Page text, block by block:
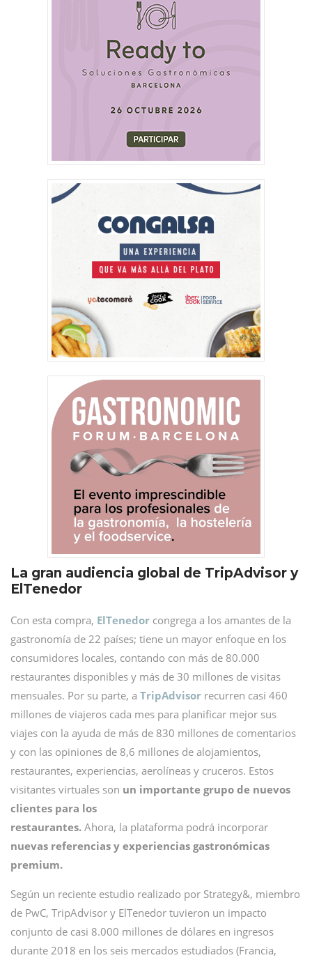
La gran audiencia global de TripAdvisor y
ElTenedor
Con esta compra, ElTenedor congrega a los amantes de la
gastronomía de 22 países; tiene un mayor enfoque en los
consumidores locales, contando con más de 80.000
restaurantes disponibles y más de 30 millones de visitas
mensuales. Por su parte, a TripAdvisor recurren casi 460
millones de viajeros cada mes para planificar mejor sus
viajes con la ayuda de más de 830 millones de comentarios
y con las opiniones de 8,6 millones de alojamientos,
restaurantes, experiencias, aerolíneas y cruceros. Estos
visitantes virtuales son un importante grupo de nuevos
clientes para los
restaurantes. Ahora, la plataforma podrá incorporar
nuevas referencias y experiencias gastronómicas
premium.
Según un reciente estudio realizado por Strategy&, miembro
de PwC, TripAdvisor y ElTenedor tuvieron un impacto
conjunto de casi 8.000 millones de dólares en ingresos
durante 2018 en los seis mercados estudiados (Francia,